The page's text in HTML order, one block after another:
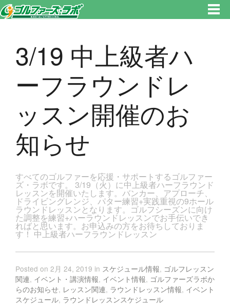
です。新宿区、若松河田で気軽にゴルフレッスン！
3/19 中上級者ハ
ーフラウンドレ
ッスン開催のお
知らせ
すべてのゴルファーを応援・サポートするゴルファー
ズ・ラボです。 3/19（火）に中上級者ハーフラウンド
レッスンを開催いたします。バンカー、アプローチ、
ドライビングレンジ、パター練習+実践重視の9ホール
ラウンドレッスンとなります。ゴルフシーズンに向け
た調整を練習+ハーラウンドレッスンでお手伝いでき
ればと思います。お申込みの方をお待ちしておりま
す！ 中上級者ハーフラウンドレッスン
Posted on 2月 24, 2019 in スケジュール情報, ゴルフレッスン
関連, イベント・講演情報, イベント情報, ゴルファーズラボか
らのお知らせ, レッスン関連, ラウンドレッスン情報, イベント
スケジュール, ラウンドレッスンスケジュール